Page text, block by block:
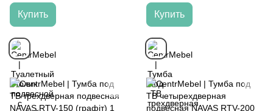
Купить Купить